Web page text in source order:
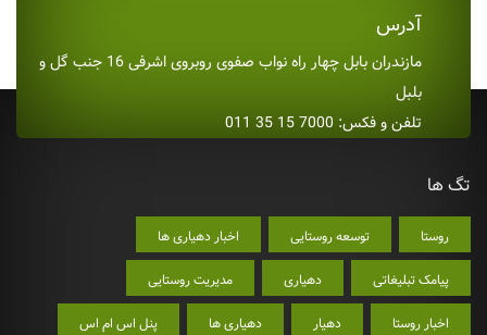
آدرس
مازندران بابل چهار راه نواب صفوی روبروی اشرفی 16 جنب گل و
بلبل
تلفن و فکس: 7000 15 35 011
تگ ها
روستا توسعه روستایی اخبار دهیاری ها
پیامک تبلیغاتی دهیاری مدیریت روستایی
اخبار روستا دهیار دهیاری ها پنل اس ام اس